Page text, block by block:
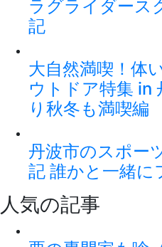
ラグライダース
記
大自然満喫！体
ウトドア特集 in
り秋冬も満喫編
丹波市のスポー
記 誰かと一緒に
人気の記事